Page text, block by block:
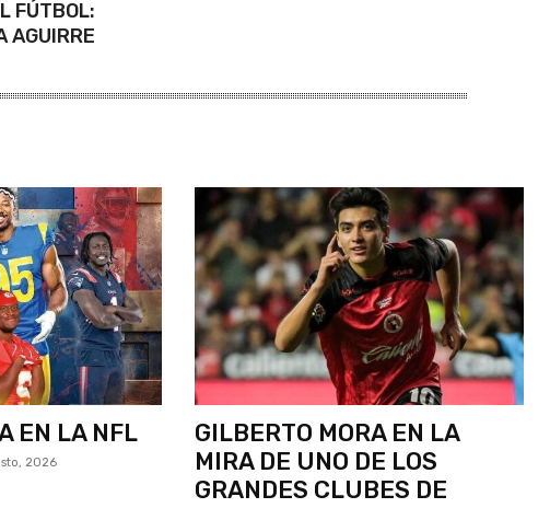
FÚTBOL:
AGUIRRE
EN LA NFL
2026
GILBERTO MORA EN LA
MIRA DE UNO DE LOS
GRANDES CLUBES DE